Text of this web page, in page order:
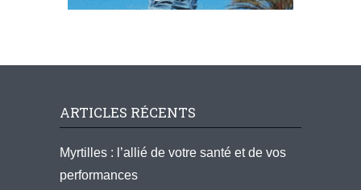
ARTICLES RÉCENTS
Myrtilles : l’allié de votre santé et de vos
performances